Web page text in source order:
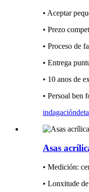
• Aceptar
• Prezo
• Proceso de
• Entrega
• 10 anos de
• Persoal ben
indagación
Asas
• Medición:
• Lonxitude